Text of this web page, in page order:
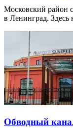
Московский район
в Ленинград.
Обводный